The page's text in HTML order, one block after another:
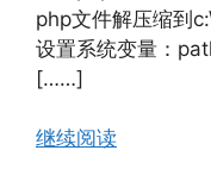
php文件解压缩到
设置系统变量：
[……]
继续阅读